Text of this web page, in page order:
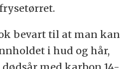
bevart til at man kan
i hud og hår,